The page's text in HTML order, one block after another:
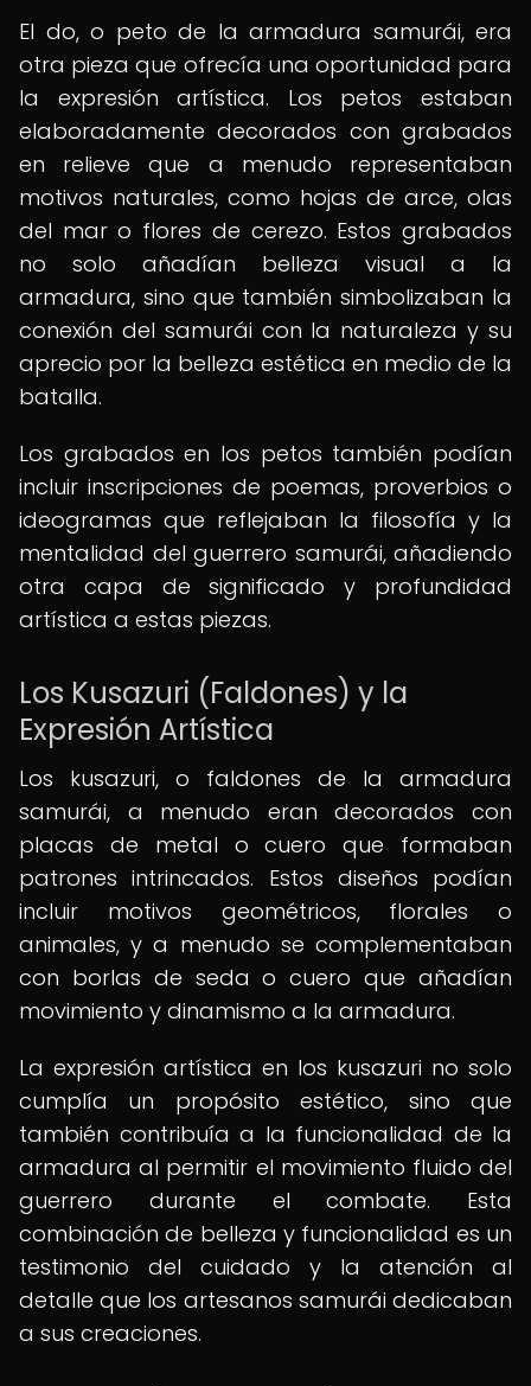
El do, o peto de la armadura samurái, era
otra pieza que ofrecía una oportunidad para
la expresión artística. Los petos estaban
elaboradamente decorados con grabados
en relieve que a menudo representaban
motivos naturales, como hojas de arce, olas
del mar o flores de cerezo. Estos grabados
no solo añadían belleza visual a la
armadura, sino que también simbolizaban la
conexión del samurái con la naturaleza y su
aprecio por la belleza estética en medio de la
batalla.
Los grabados en los petos también podían
incluir inscripciones de poemas, proverbios o
ideogramas que reflejaban la filosofía y la
mentalidad del guerrero samurái, añadiendo
otra capa de significado y profundidad
artística a estas piezas.
Los Kusazuri (Faldones) y la
Expresión Artística
Los kusazuri, o faldones de la armadura
samurái, a menudo eran decorados con
placas de metal o cuero que formaban
patrones intrincados. Estos diseños podían
incluir motivos geométricos, florales o
animales, y a menudo se complementaban
con borlas de seda o cuero que añadían
movimiento y dinamismo a la armadura.
La expresión artística en los kusazuri no solo
cumplía un propósito estético, sino que
también contribuía a la funcionalidad de la
armadura al permitir el movimiento fluido del
guerrero durante el combate. Esta
combinación de belleza y funcionalidad es un
testimonio del cuidado y la atención al
detalle que los artesanos samurái dedicaban
a sus creaciones.